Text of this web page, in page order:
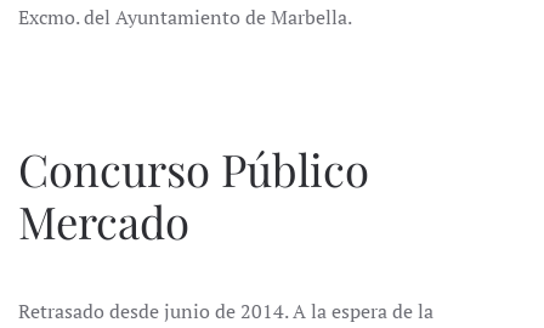
Excmo. del Ayuntamiento de Marbella.
Concurso Público
Mercado
Retrasado desde junio de 2014. A la espera de la